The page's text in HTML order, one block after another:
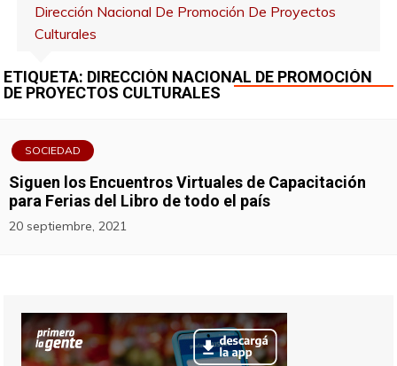
n
Dirección Nacional De Promoción De Proyectos
Culturales
ETIQUETA: DIRECCIÓN NACIONAL DE PROMOCIÓN
DE PROYECTOS CULTURALES
SOCIEDAD
Siguen los Encuentros Virtuales de Capacitación
para Ferias del Libro de todo el país
20 septiembre, 2021